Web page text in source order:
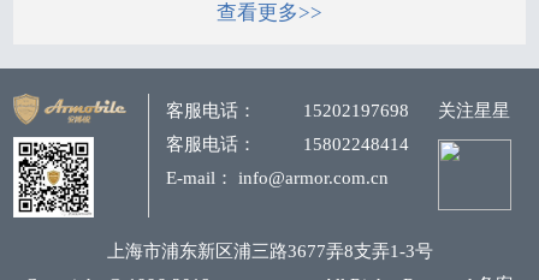
查看更多>>
客服电话：
15202197698
客服电话：
15802248414
E-mail： info@armor.com.cn
关注星星
上海市浦东新区浦三路3677弄8支弄1-3号